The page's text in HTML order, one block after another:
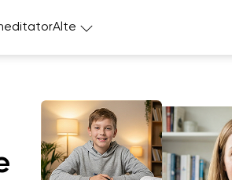
Alte